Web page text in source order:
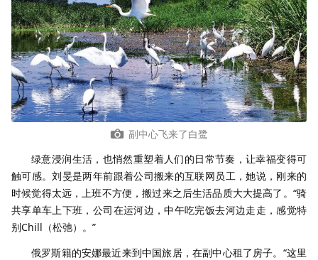
副中心飞来了白鹭
绿意浸润生活，也悄然重塑着人们的日常节奏，让幸福变得可
触可感。刘旻是两年前跟着公司搬来的互联网员工，她说，刚来的
时候觉得太远，上班不方便，搬过来之后生活品质大大提高了。“骑
共享单车上下班，公司在运河边，中午吃完饭去河边走走，感觉特
别Chill（松弛）。”
俄罗斯籍的安娜最近来到中国旅居，在副中心租了房子。“这里